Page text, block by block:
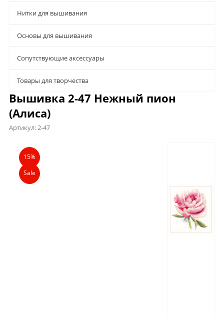
Нитки для вышивания
Основы для вышивания
Сопутствующие аксессуары
Товары для творчества
Вышивка 2-47 Нежный пион
(Алиса)
Артикул:2-47
Описание
15%
Sale